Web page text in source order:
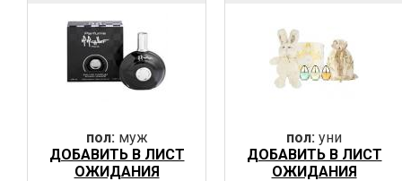
пол:муж
ДОБАВИТЬ В ЛИСТ
ОЖИДАНИЯ
пол: уни
ДОБАВИТЬ В ЛИСТ
ОЖИДАНИЯ